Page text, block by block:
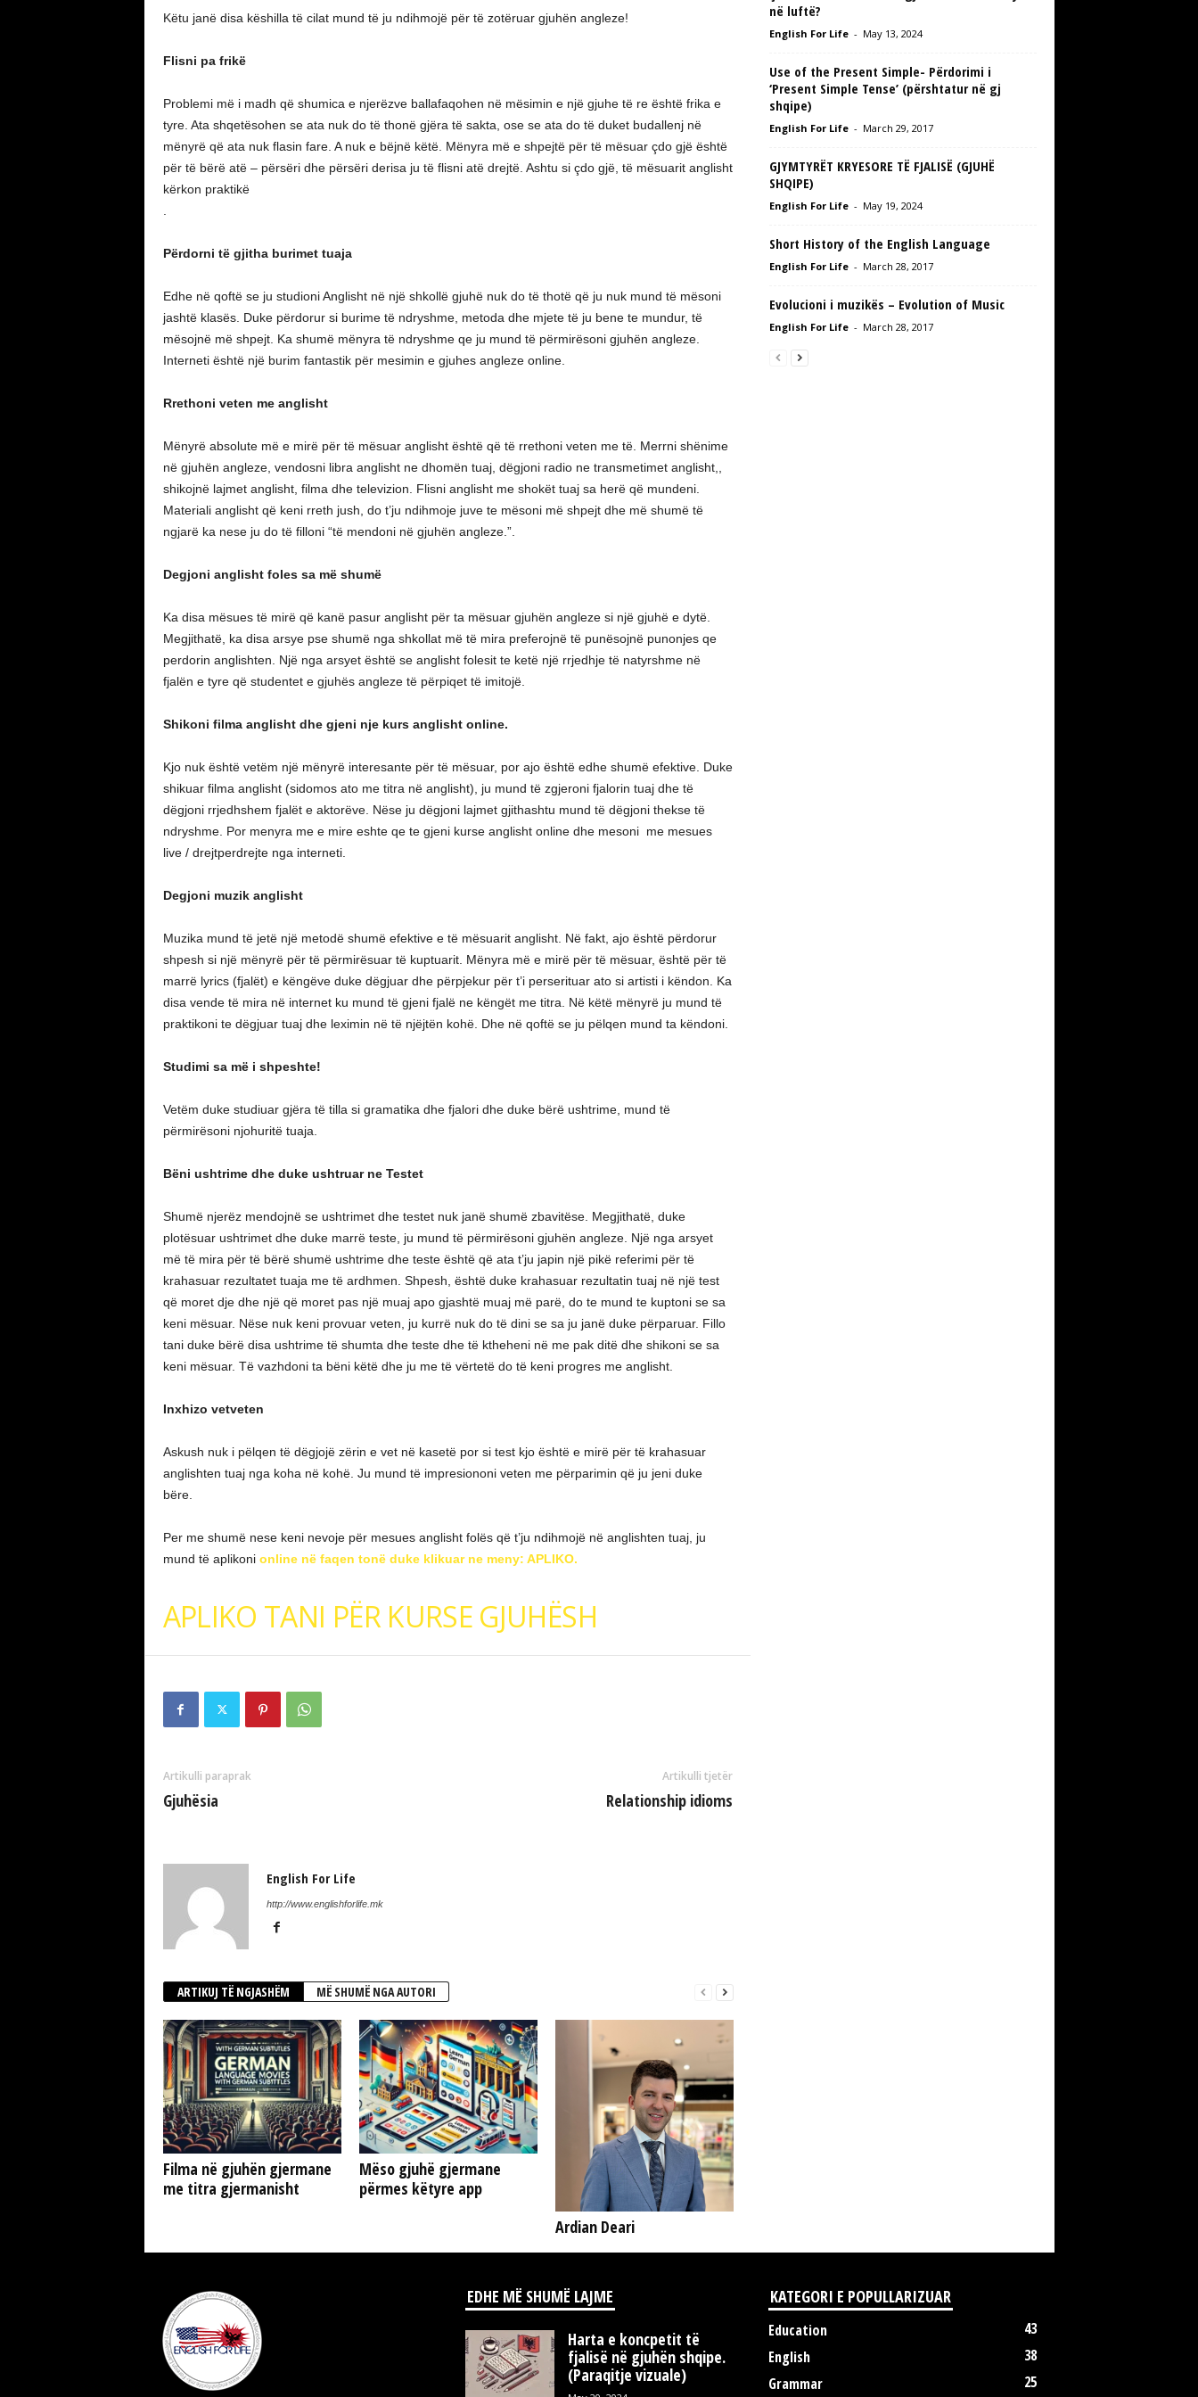
Këtu janë disa këshilla të cilat mund të ju ndihmojë për të zotëruar gjuhën angleze!
Flisni pa frikë
Problemi më i madh që shumica e njerëzve ballafaqohen në mësimin e një gjuhe të re është frika e
tyre. Ata shqetësohen se ata nuk do të thonë gjëra të sakta, ose se ata do të duket budallenj në
mënyrë që ata nuk flasin fare. A nuk e bëjnë këtë. Mënyra më e shpejtë për të mësuar çdo gjë është
për të bërë atë – përsëri dhe përsëri derisa ju të flisni atë drejtë. Ashtu si çdo gjë, të mësuarit anglisht
kërkon praktikë
Përdorni të gjitha burimet tuaja
Edhe në qoftë se ju studioni Anglisht në një shkollë gjuhë nuk do të thotë që ju nuk mund të mësoni
jashtë klasës. Duke përdorur si burime të ndryshme, metoda dhe mjete të ju bene te mundur, të
mësojnë më shpejt. Ka shumë mënyra të ndryshme qe ju mund të përmirësoni gjuhën angleze.
Interneti është një burim fantastik për mesimin e gjuhes angleze online.
Rrethoni veten me anglisht
Mënyrë absolute më e mirë për të mësuar anglisht është që të rrethoni veten me të. Merrni shënime
në gjuhën angleze, vendosni libra anglisht ne dhomën tuaj, dëgjoni radio ne transmetimet anglisht,,
shikojnë lajmet anglisht, filma dhe televizion. Flisni anglisht me shokët tuaj sa herë që mundeni.
Materiali anglisht që keni rreth jush, do t’ju ndihmoje juve te mësoni më shpejt dhe më shumë të
ngjarë ka nese ju do të filloni “të mendoni në gjuhën angleze.”.
Degjoni anglisht foles sa më shumë
Ka disa mësues të mirë që kanë pasur anglisht për ta mësuar gjuhën angleze si një gjuhë e dytë.
Megjithatë, ka disa arsye pse shumë nga shkollat më të mira preferojnë të punësojnë punonjes qe
perdorin anglishten. Një nga arsyet është se anglisht folesit te ketë një rrjedhje të natyrshme në
fjalën e tyre që studentet e gjuhës angleze të përpiqet të imitojë.
Shikoni filma anglisht dhe gjeni nje kurs anglisht online.
Kjo nuk është vetëm një mënyrë interesante për të mësuar, por ajo është edhe shumë efektive. Duke
shikuar filma anglisht (sidomos ato me titra në anglisht), ju mund të zgjeroni fjalorin tuaj dhe të
dëgjoni rrjedhshem fjalët e aktorëve. Nëse ju dëgjoni lajmet gjithashtu mund të dëgjoni thekse të
ndryshme. Por menyra me e mire eshte qe te gjeni kurse anglisht online dhe mesoni me mesues
live / drejtperdrejte nga interneti.
Degjoni muzik anglisht
Muzika mund të jetë një metodë shumë efektive e të mësuarit anglisht. Në fakt, ajo është përdorur
shpesh si një mënyrë për të përmirësuar të kuptuarit. Mënyra më e mirë për të mësuar, është për të
marrë lyrics (fjalët) e këngëve duke dëgjuar dhe përpjekur për t’i perserituar ato si artisti i këndon. Ka
disa vende të mira në internet ku mund të gjeni fjalë ne këngët me titra. Në këtë mënyrë ju mund të
praktikoni te dëgjuar tuaj dhe leximin në të njëjtën kohë. Dhe në qoftë se ju pëlqen mund ta këndoni.
Studimi sa më i shpeshte!
Vetëm duke studiuar gjëra të tilla si gramatika dhe fjalori dhe duke bërë ushtrime, mund të
përmirësoni njohuritë tuaja.
Bëni ushtrime dhe duke ushtruar ne Testet
Shumë njerëz mendojnë se ushtrimet dhe testet nuk janë shumë zbavitëse. Megjithatë, duke
plotësuar ushtrimet dhe duke marrë teste, ju mund të përmirësoni gjuhën angleze. Një nga arsyet
më të mira për të bërë shumë ushtrime dhe teste është që ata t’ju japin një pikë referimi për të
krahasuar rezultatet tuaja me të ardhmen. Shpesh, është duke krahasuar rezultatin tuaj në një test
që moret dje dhe një që moret pas një muaj apo gjashtë muaj më parë, do te mund te kuptoni se sa
keni mësuar. Nëse nuk keni provuar veten, ju kurrë nuk do të dini se sa ju janë duke përparuar. Fillo
tani duke bërë disa ushtrime të shumta dhe teste dhe të ktheheni në me pak ditë dhe shikoni se sa
keni mësuar. Të vazhdoni ta bëni këtë dhe ju me të vërtetë do të keni progres me anglisht.
Inxhizo vetveten
Askush nuk i pëlqen të dëgjojë zërin e vet në kasetë por si test kjo është e mirë për të krahasuar
anglishten tuaj nga koha në kohë. Ju mund të impresiononi veten me përparimin që ju jeni duke
bëre.
Per me shumë nese keni nevoje për mesues anglisht folës që t’ju ndihmojë në anglishten tuaj, ju
mund të aplikoni online në faqen tonë duke klikuar ne meny: APLIKO.
APLIKO TANI PËR KURSE GJUHËSH
Artikulli paraprak
Gjuhësia
Artikulli tjetër
Relationship idioms
English For Life
http://www.englishforlife.mk
ARTIKUJ TË NGJASHËM MË SHUMË NGA AUTORI
Filma në gjuhën gjermane
me titra gjermanisht
Mëso gjuhë gjermane
përmes këtyre app
Ardian Deari
në luftë?
English For Life - May 13, 2024
Use of the Present Simple- Përdorimi i
‘Present Simple Tense’ (përshtatur në gj
shqipe)
English For Life - March 29, 2017
GJYMTYRËT KRYESORE TË FJALISË (GJUHË
SHQIPE)
English For Life - May 19, 2024
Short History of the English Language
English For Life - March 28, 2017
Evolucioni i muzikës – Evolution of Music
English For Life - March 28, 2017
EDHE MË SHUMË LAJME
Harta e koncpetit të
fjalisë në gjuhën shqipe.
(Paraqitje vizuale)
KATEGORI E POPULLARIZUAR
Education
43
English
38
Grammar
25